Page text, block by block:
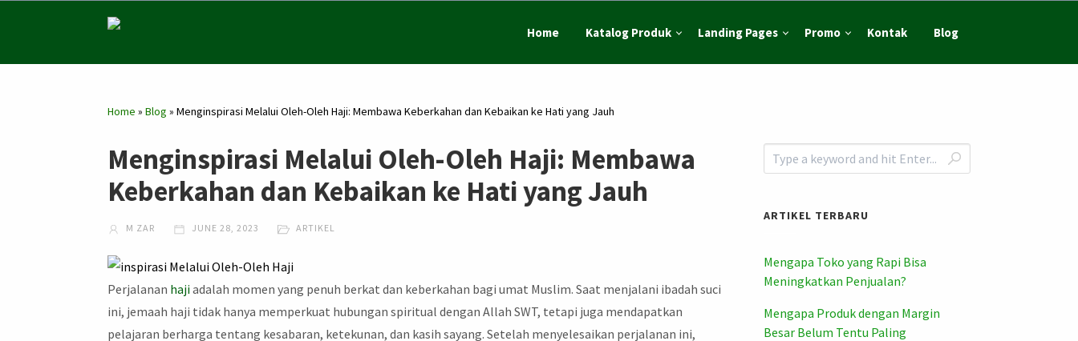
Home Katalog Produk Landing Pages Promo Kontak Blog
Home »Blog »Menginspirasi Melalui Oleh-Oleh Haji: Membawa Keberkahan dan Kebaikan ke Hati yang Jauh
Menginspirasi Melalui Oleh-Oleh Haji: Membawa
Keberkahan dan Kebaikan ke Hati yang Jauh
M ZAR JUNE 28, 2023 ARTIKEL
Perjalanan hajiadalah momen yang penuh berkat dan keberkahan bagi umat Muslim. Saat menjalani ibadah suci
ini, jemaah haji tidak hanya memperkuat hubungan spiritual dengan Allah SWT, tetapi juga mendapatkan
pelajaran berharga tentang kesabaran, ketekunan, dan kasih sayang. Setelah menyelesaikan perjalanan ini,
ARTIKEL TERBARU
Mengapa Toko yang Rapi Bisa
Meningkatkan Penjualan?
Mengapa Produk dengan Margin
Besar Belum Tentu Paling